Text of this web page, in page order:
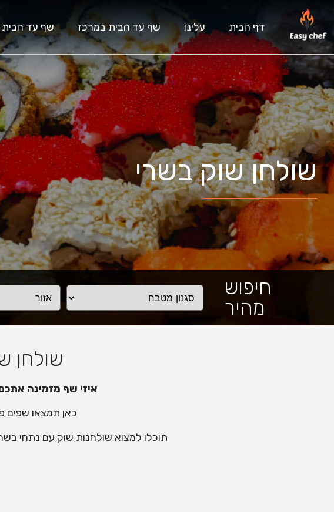
דף הבית עלינו שף עד הבית במרכז שף עד הבית
שולחן שוק בשרי
חיפוש
מהיר
שולחן
איזי שף מזמינה
כאן תמצאו שפים
תוכלו למצוא שולחנות שוק עם נתחי